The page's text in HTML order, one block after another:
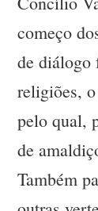
começo
de diálogo
religiões,
pelo qual,
de
Também